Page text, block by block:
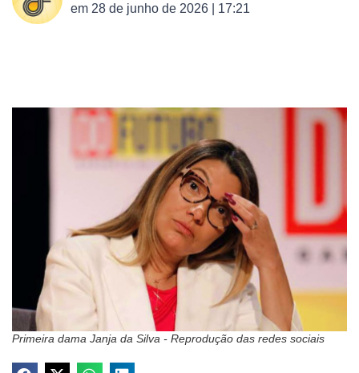
em 28 de junho de 2026 | 17:21
Primeira dama Janja da Silva - Reprodução das redes sociais